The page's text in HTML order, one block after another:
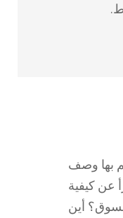
بها وصف
عن كيفية
أين